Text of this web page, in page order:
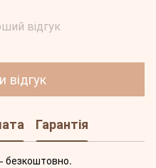
відгук
відгук
Гарантія
безкоштовно.